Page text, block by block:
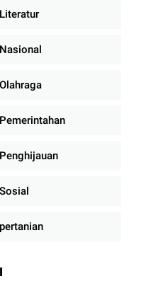
Literatur
Nasional
Olahraga
Pemerintahan
Penghijauan
Sosial
pertanian